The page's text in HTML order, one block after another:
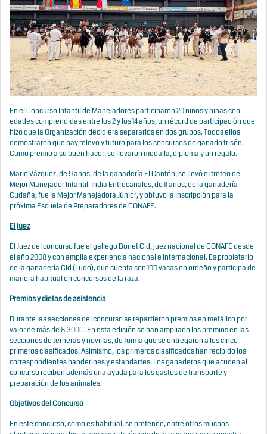
En el Concurso Infantil de Manejadores participaron 20 niños y niñas con
edades comprendidas entre los 2 y los 14 años, un récord de participación que
hizo que la Organización decidiera separarlos en dos grupos. Todos ellos
demostraron que hay relevo y futuro para los concursos de ganado frisón.
Como premio a su buen hacer, se llevaron medalla, diploma y un regalo.
Mario Vázquez, de 9 años, de la ganadería El Cantón, se llevó el trofeo de
Mejor Manejador Infantil. India Entrecanales, de 11 años, de la ganadería
Cudaña, fue la Mejor Manejadora Júnior, y obtuvo la inscripción para la
próxima Escuela de Preparadores de CONAFE.
El juez
El Juez del concurso fue el gallego Bonet Cid, juez nacional de CONAFE desde
el año 2008 y con amplia experiencia nacional e internacional. Es propietario
de la ganadería Cid (Lugo), que cuenta con 100 vacas en ordeño y participa de
manera habitual en concursos de la raza.
Premios y dietas de asistencia
Durante las secciones del concurso se repartieron premios en metálico por
valor de más de 8.300€. En esta edición se han ampliado los premios en las
secciones de terneras y novillas, de forma que se entregaron a los cinco
primeros clasificados. Asimismo, los primeros clasificados han recibido los
correspondientes banderines y estandartes. Los ganaderos que acuden al
concurso reciben además una ayuda para los gastos de transporte y
preparación de los animales.
Objetivos del Concurso
En este concurso, como es habitual, se pretende, entre otros muchos